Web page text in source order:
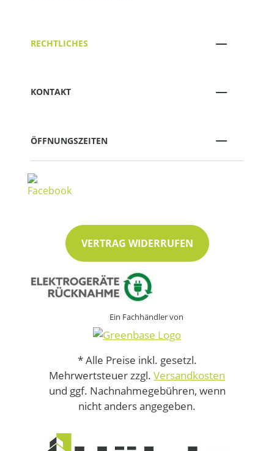
RECHTLICHES
KONTAKT
ÖFFNUNGSZEITEN
VERTRAG WIDERRUFEN
Ein Fachhändler von
* Alle Preise inkl. gesetzl.
Mehrwertsteuer zzgl. Versandkosten
und ggf. Nachnahmegebühren, wenn
nicht anders angegeben.